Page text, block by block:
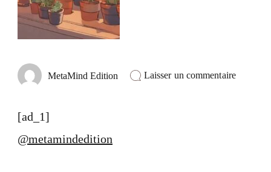
MetaMind Edition Laisser un commentairesur
[ad_1]
@metamindedition